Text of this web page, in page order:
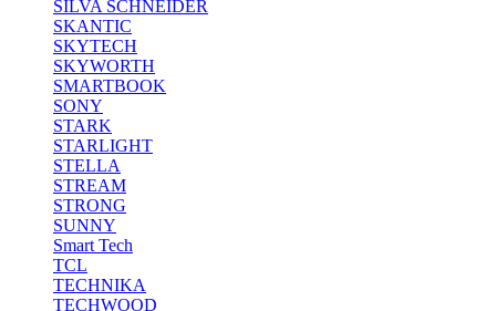
SILVA SCHNEIDER
SKANTIC
SKYTECH
SKYWORTH
SMARTBOOK
SONY
STARK
STARLIGHT
STELLA
STREAM
STRONG
SUNNY
Smart Tech
TCL
TECHNIKA
TECHWOOD